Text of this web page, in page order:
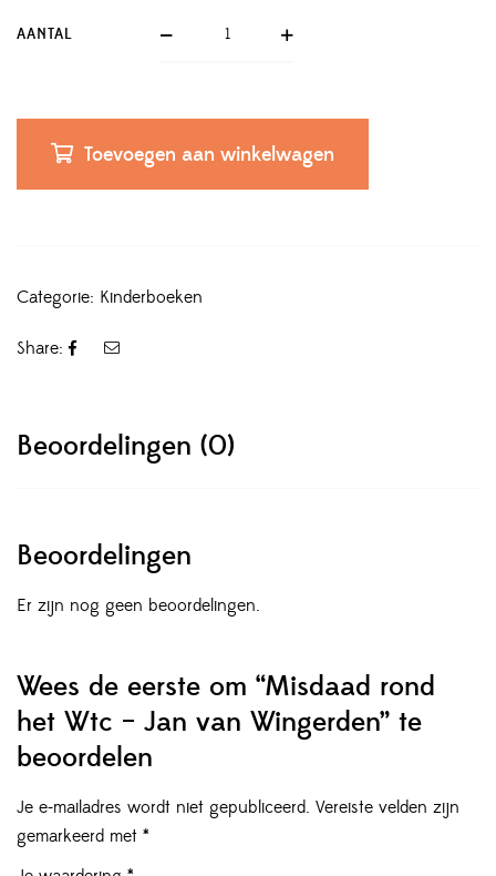
AANTAL
Toevoegen aan winkelwagen
Categorie: Kinderboeken
Share:
Beoordelingen (0)
Beoordelingen
Er zijn nog geen beoordelingen.
Wees de eerste om “Misdaad rond
het Wtc – Jan van Wingerden” te
beoordelen
Je e-mailadres wordt niet gepubliceerd. Vereiste velden zijn
gemarkeerd met *